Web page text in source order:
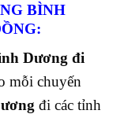
BÌNH
Dương đi
mỗi chuyến
đi các tỉnh